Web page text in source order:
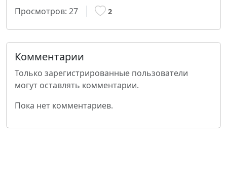
Просмотров: 27 2
Комментарии
Только зарегистрированные пользователи
могут оставлять комментарии.
Пока нет комментариев.